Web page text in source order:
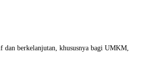
dan berkelanjutan, khususnya bagi UMKM,